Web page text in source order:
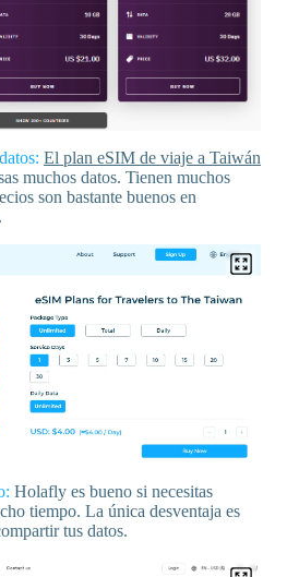
El plan eSIM de viaje a Taiwán
muchos datos. Tienen muchos
son bastante buenos en
Holafly es bueno si necesitas
tiempo. La única desventaja es
tus datos.